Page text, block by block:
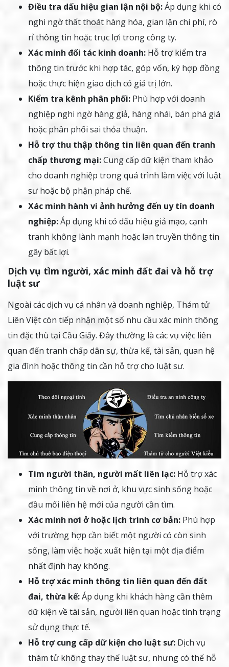
Điều tra dấu hiệu gian lận nội bộ:Áp dụng khi có
nghi ngờ thất thoát hàng hóa, gian lận chi phí, rò
rỉ thông tin hoặc trục lợi trong công ty.
Xác minh đối tác kinh doanh: Hỗ trợ kiểm tra
thông tin trước khi hợp tác, góp vốn, ký hợp đồng
hoặc thực hiện giao dịch có giá trị lớn.
Kiểm tra kênh phân phối: Phù hợp với doanh
nghiệp nghi ngờ hàng giả, hàng nhái, bán phá giá
hoặc phân phối sai thỏa thuận.
Hỗ trợ thu thập thông tin liên quan đến tranh
chấp thương mại:Cung cấp dữ kiện tham khảo
cho doanh nghiệp trong quá trình làm việc với luật
sư hoặc bộ phận pháp chế.
Xác minh hành vi ảnh hưởng đến uy tín doanh
nghiệp:Áp dụng khi có dấu hiệu giả mạo, cạnh
tranh không lành mạnh hoặc lan truyền thông tin
gây bất lợi.
Dịch vụ tìm người, xác minh đất đai và hỗ trợ
luật sư
Ngoài các dịch vụ cá nhân và doanh nghiệp, Thám tử
Liên Việt còn tiếp nhận một số nhu cầu xác minh thông
tin đặc thù tại Cầu Giấy. Đây thường là các vụ việc liên
quan đến tranh chấp dân sự, thừa kế, tài sản, quan hệ
gia đình hoặc thông tin cần hỗ trợ cho luật sư.
Tìm người thân, người mất liên lạc: Hỗ trợ xác
minh thông tin về nơi ở, khu vực sinh sống hoặc
đầu mối liên hệ mới của người cần tìm.
Xác minh nơi ở hoặc lịch trình cơ bản: Phù hợp
với trường hợp cần biết một người có còn sinh
sống, làm việc hoặc xuất hiện tại một địa điểm
nhất định hay không.
Hỗ trợ xác minh thông tin liên quan đến đất
đai, thừa kế:Áp dụng khi khách hàng cần thêm
dữ kiện về tài sản, người liên quan hoặc tình trạng
sử dụng thực tế.
Hỗ trợ cung cấp dữ kiện cho luật sư: Dịch vụ
thám tử không thay thế luật sư, nhưng có thể hỗ